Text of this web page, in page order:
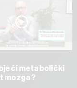
metabolički
mozga?